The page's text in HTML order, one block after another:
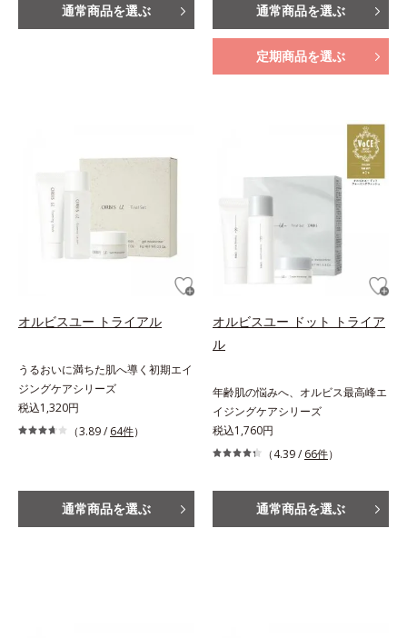
通常商品を選ぶ 通常商品を選ぶ
定期商品を選ぶ
オルビスユー トライアル
うるおいに満ちた肌へ導く初期エイ
ジングケアシリーズ
税込1,320円
（3.89 / 64件）
通常商品を選ぶ
オルビスユー ドット トライア
ル
年齢肌の悩みへ、オルビス最高峰エ
イジングケアシリーズ
税込1,760円
（4.39 / 66件）
通常商品を選ぶ